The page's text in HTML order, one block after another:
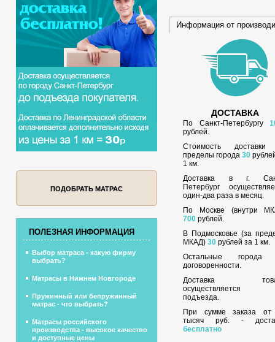
Информация от
ДОСТАВКА
По Санкт-Петербургу
рублей.
Стоимость
пределы города30
1 км.
Доставка в г.
Петербург
один-два раза в месяц.
По Москве (внутри
700 рублей.
В Подмосковье (за
МКАД)30 рублей за 1 км.
Остальные города
договоренности.
Доставка
осуществляется
подъезда.
При сумме заказа
тысяч руб. -
бесплатно
ПОДОБРАТЬ МАТРАС
ПОЛЕЗНАЯ ИНФОРМАЦИЯ
Выбор матраса - какую фирму
выбрать?
Матрасы в Нижнем Новгороде
Пружинный или бепружинный
матрас - что выбрать?
Матрасы российского
производства - высокое качество
и доступные цены